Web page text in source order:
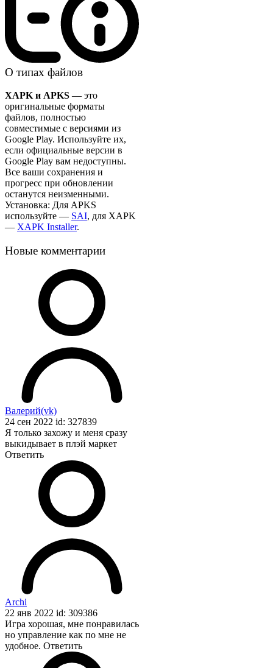
О типах файлов
XAPK и APKS — это
оригинальные форматы
файлов, полностью
совместимые с версиями из
Google Play. Используйте их,
если официальные версии в
Google Play вам недоступны.
Все ваши сохранения и
прогресс при обновлении
останутся неизменными.
Установка: Для APKS
используйте — SAI, для XAPK
— XAPK Installer.
Новые комментарии
Валерий(vk)
24 сен 2022 id: 327839
Я только захожу и меня сразу
выкидывает в плэй маркет
Ответить
Archi
22 янв 2022 id: 309386
Игра хорошая, мне понравилась
но управление как по мне не
удобное. Ответить